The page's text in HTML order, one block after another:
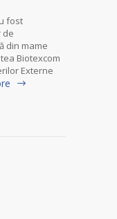
fost
de
din mame
Biotexcom
Externe